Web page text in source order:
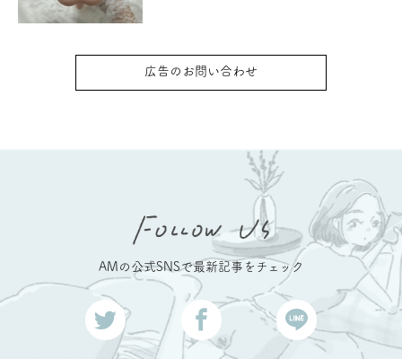
広告のお問い合わせ
AMの公式SNSで最新記事をチェック